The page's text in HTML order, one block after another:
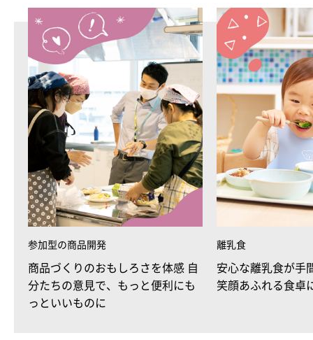
参加型の商品開発
商品づくりのおもしろさを体感 自
分たちの意見で、もっと便利にも
っといいものに
離乳食
安心な離乳食が手
笑顔あふれる食卓